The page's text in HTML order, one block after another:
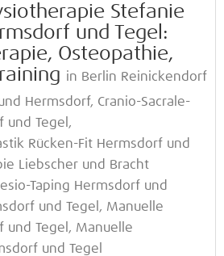
Stefanie
und Tegel:
Osteopathie,
in Berlin Reinickendorf
Hermsdorf, Cranio-Sacrale-
und Tegel,
Rücken-Fit Hermsdorf und
Liebscher und Bracht
Taping Hermsdorf und
und Tegel, Manuelle
und Tegel, Manuelle
und Tegel